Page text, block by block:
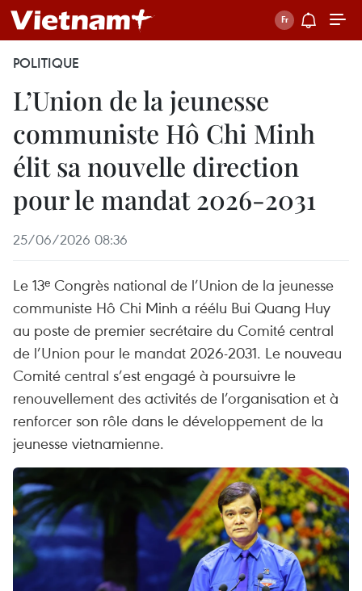
POLITIQUE
L’Union de la jeunesse
communiste Hô Chi Minh
élit sa nouvelle direction
pour le mandat 2026-2031
25/06/2026 08:36
Le 13ᵉ Congrès national de l’Union de la jeunesse
communiste Hô Chi Minh a réélu Bui Quang Huy
au poste de premier secrétaire du Comité central
de l’Union pour le mandat 2026-2031. Le nouveau
Comité central s’est engagé à poursuivre le
renouvellement des activités de l’organisation et à
renforcer son rôle dans le développement de la
jeunesse vietnamienne.